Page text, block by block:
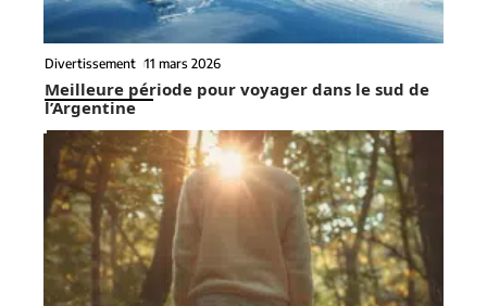
Divertissement 11 mars 2026
Meilleure période pour voyager dans le sud de
l’Argentine